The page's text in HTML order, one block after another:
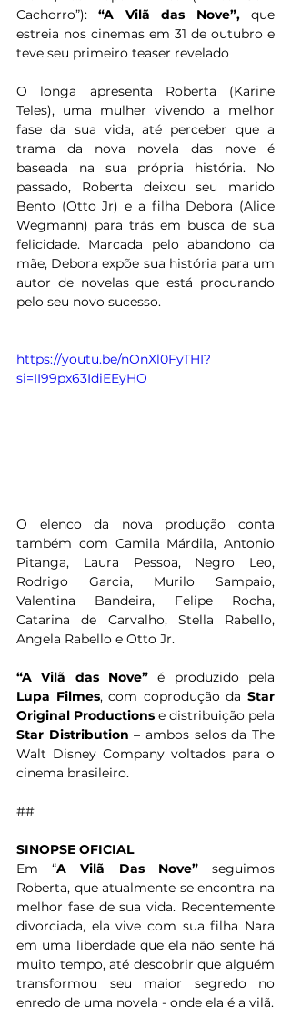
Cachorro”): “A Vilã das Nove”, que
estreia nos cinemas em 31 de outubro e
teve seu primeiro teaser revelado
O longa apresenta Roberta (Karine
Teles), uma mulher vivendo a melhor
fase da sua vida, até perceber que a
trama da nova novela das nove é
baseada na sua própria história. No
passado, Roberta deixou seu marido
Bento (Otto Jr) e a filha Debora (Alice
Wegmann) para trás em busca de sua
felicidade. Marcada pelo abandono da
mãe, Debora expõe sua história para um
autor de novelas que está procurando
pelo seu novo sucesso.
https://youtu.be/nOnXl0FyTHI?
si=II99px63IdiEEyHO
O elenco da nova produção conta
também com Camila Márdila, Antonio
Pitanga, Laura Pessoa, Negro Leo,
Rodrigo Garcia, Murilo Sampaio,
Valentina Bandeira, Felipe Rocha,
Catarina de Carvalho, Stella Rabello,
Angela Rabello e Otto Jr.
“A Vilã das Nove”
Lupa Filmes, com coprodução da Star
Original Productions
Star Distribution – ambos selos da The
Walt Disney Company voltados para o
cinema brasileiro.
##
SINOPSE OFICIAL
Em “A Vilã Das Nove” seguimos
Roberta, que atualmente se encontra na
melhor fase de sua vida. Recentemente
divorciada, ela vive com sua filha Nara
em uma liberdade que ela não sente há
muito tempo, até descobrir que alguém
transformou seu maior segredo no
enredo de uma novela - onde ela é a vilã.